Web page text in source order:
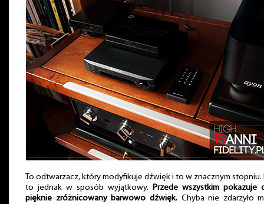
To odtwarzacz, który modyfikuje dźwięk i to w znacznym stopniu.
to jednak w sposób wyjątkowy. Przede wszystkim pokazuje
pięknie zróżnicowany barwowo dźwięk.Chyba nie zdarzyło